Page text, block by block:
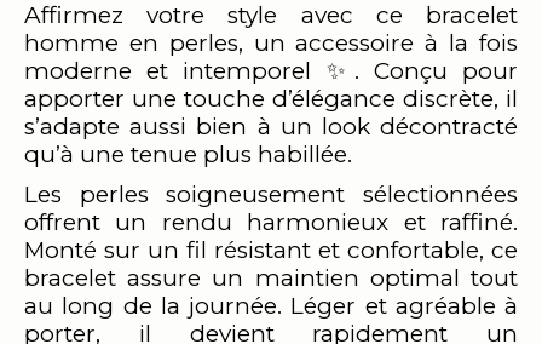
Affirmez votre style avec ce bracelet
homme en perles, un accessoire à la fois
moderne et intemporel ✨. Conçu pour
apporter une touche d’élégance discrète, il
s’adapte aussi bien à un look décontracté
qu’à une tenue plus habillée.
Les perles soigneusement sélectionnées
offrent un rendu harmonieux et raffiné.
Monté sur un fil résistant et confortable, ce
bracelet assure un maintien optimal tout
au long de la journée. Léger et agréable à
porter, il devient rapidement un